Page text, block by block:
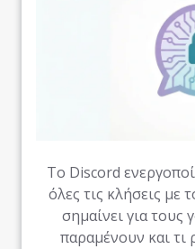
Το Discord
όλες τις κλήσεις με
σημαίνει για τους
παραμένουν και τι